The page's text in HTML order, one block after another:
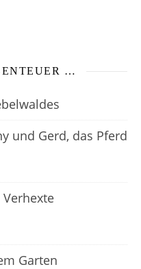
…
und Gerd, das Pferd
Verhexte
Garten